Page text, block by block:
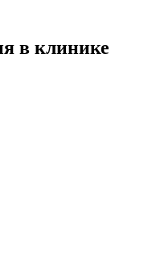
в клинике